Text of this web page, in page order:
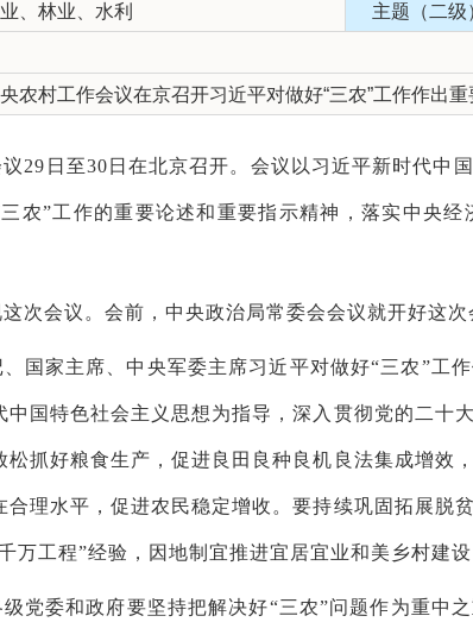
、林业、水利 主题（二级
农村工作会议在京召开习近平对做好“三农”工作作出
29 日至30 日在北京召开。会议以习近平新时代中
农”工作的重要论述和重要指示精神，落实中央
次会议。会前，中央政治局常委会会议就开好这次
国家主席、中央军委主席习近平对做好“三农”工
中国特色社会主义思想为指导，深入贯彻党的二
松抓好粮食生产，促进良田良种良机良法集成增
合理水平，促进农民稳定增收。要持续巩固拓展
万工程”经验，因地制宜推进宜居宜业和美乡村建
党委和政府要坚持把解决好“三农”问题作为重中